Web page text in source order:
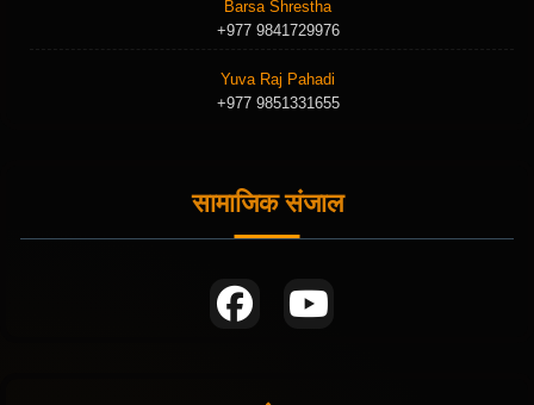
Barsa Shrestha
+977 9841729976
Yuva Raj Pahadi
+977 9851331655
सामाजिक संजाल